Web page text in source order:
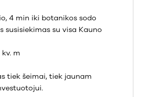
4 min iki botanikos sodo
susisiekimas su visa Kauno
m
tiek šeimai, tiek jaunam